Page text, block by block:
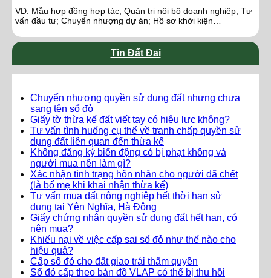
VD: Mẫu hợp đồng hợp tác; Quản trị nội bộ doanh nghiệp; Tư
vấn đầu tư; Chuyển nhượng dự án; Hồ sơ khởi kiện…
Tin Đất Đai
Chuyển nhượng quyền sử dụng đất nhưng chưa
sang tên sổ đỏ
Giấy tờ thừa kế đất viết tay có hiệu lực không?
Tư vấn tình huống cụ thể về tranh chấp quyền sử
dụng đất liên quan đến thừa kế
Không đăng ký biến động có bị phạt không và
người mua nên làm gì?
Xác nhận tình trạng hôn nhân cho người đã chết
(là bố mẹ khi khai nhận thừa kế)
Tư vấn mua đất nông nghiệp hết thời hạn sử
dụng tại Yên Nghĩa, Hà Đông
Giấy chứng nhận quyền sử dụng đất hết hạn, có
nên mua?
Khiếu nại về việc cấp sai sổ đỏ như thế nào cho
hiệu quả?
Cấp sổ đỏ cho đất giao trái thẩm quyền
Sổ đỏ cấp theo bản đồ VLAP có thể bị thu hồi